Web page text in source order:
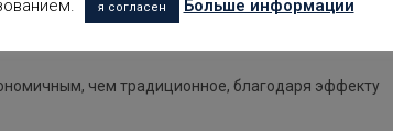
на заводе, время строительства на
чем традиционное, благодаря эффекту
я согласен Больше информации